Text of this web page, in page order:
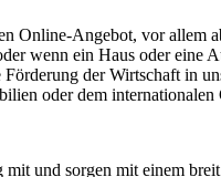
Online-Angebot, vor allem
wenn ein Haus oder eine
der Wirtschaft in
oder dem internationalen
und sorgen mit einem